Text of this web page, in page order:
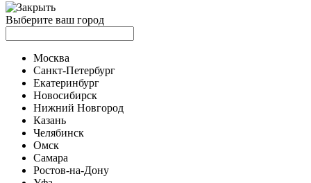
Выберите ваш город
Москва
Санкт-Петербург
Екатеринбург
Новосибирск
Нижний Новгород
Казань
Челябинск
Омск
Самара
Ростов-на-Дону